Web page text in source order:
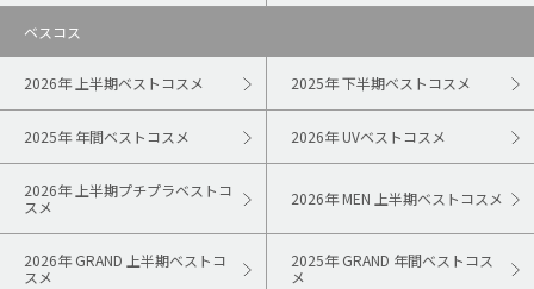
ベスコス
2026年 上半期ベストコスメ 2025年 下半期ベストコスメ
2025年 年間ベストコスメ 2026年 UVベストコスメ
2026年 上半期プチプラベストコ
スメ
2026年 MEN 上半期ベストコスメ
2026年 GRAND 上半期ベストコ
スメ
2025年 GRAND 年間ベストコス
メ